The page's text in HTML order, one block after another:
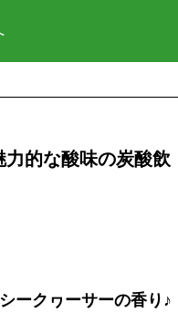
的な酸味の炭酸飲
ークヮーサーの香り♪